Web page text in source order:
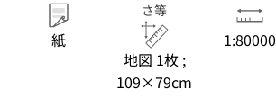
紙
さ等
地図 1枚 ;
109×79cm
1:80000